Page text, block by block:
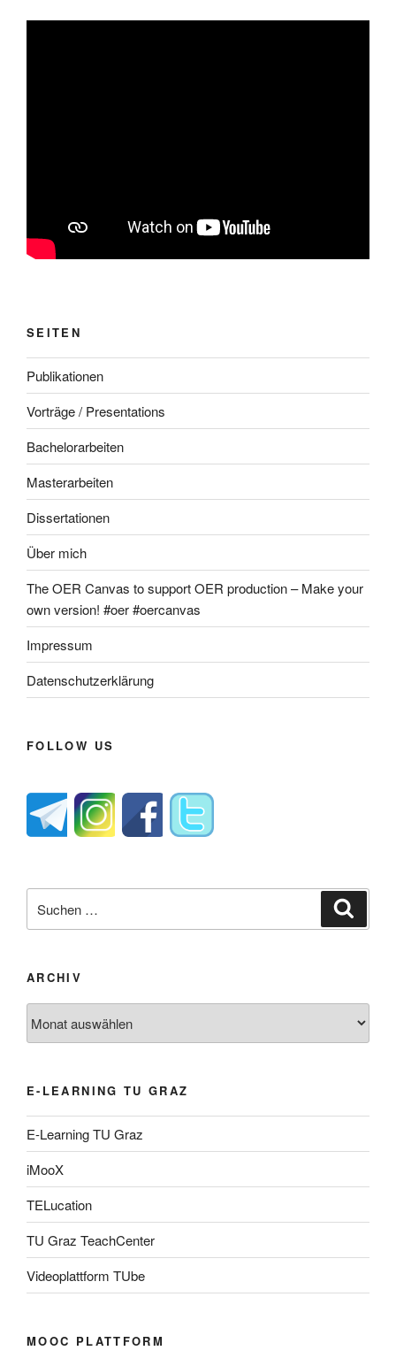
SEITEN
Publikationen
Vorträge / Presentations
Bachelorarbeiten
Masterarbeiten
Dissertationen
Über mich
The OER Canvas to support OER production – Make your
own version! #oer #oercanvas
Impressum
Datenschutzerklärung
FOLLOW US
nach:
ARCHIV
E-LEARNING TU GRAZ
E-Learning TU Graz
iMooX
TELucation
TU Graz TeachCenter
Videoplattform TUbe
MOOC PLATTFORM